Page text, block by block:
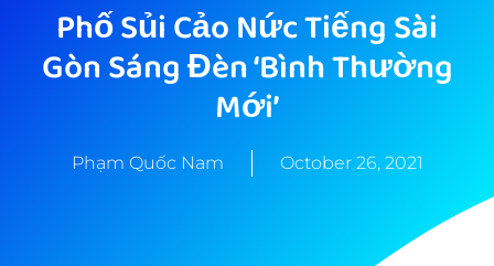
Phố Sủi Cảo Nức Tiếng Sài
Gòn Sáng Đèn ‘bình Thường
Mới’
Phạm Quốc Nam October 26, 2021